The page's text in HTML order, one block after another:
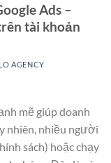
Ads –
tài khoản
AGENCY
mẽ giúp doanh
nhiên, nhiều người
sách) hoặc chạy